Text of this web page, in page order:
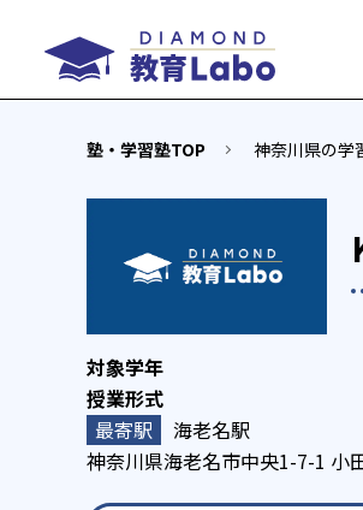
塾・学習塾TOP 神奈川県の学
海老名駅
神奈川県海老名市中央1-7-1 小